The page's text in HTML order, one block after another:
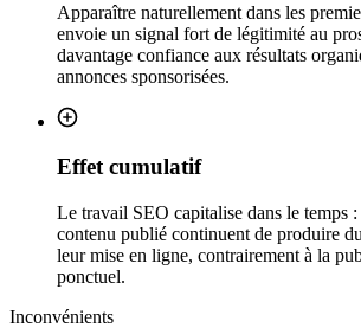
Apparaître naturellement dans les
envoie un signal fort de légitimité au
davantage confiance aux résultats
annonces sponsorisées.
Effet cumulatif
Le travail SEO capitalise dans le temps
contenu publié continuent de produire
leur mise en ligne, contrairement à la
ponctuel.
Inconvénients